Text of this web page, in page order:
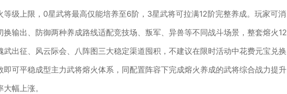
级上限，0星武将最高仅能培养至6阶，3星武将可拉满12阶完整养成。玩家可消
输出、防御两种养成路线适配竞技场、叛军、异兽等不同战斗场景，整套熔火12
出征、风云际会、八阵图三大稳定渠道囤积，不建议在限时活动中花费元宝兑换
可平稳成型主力武将熔火体系，同配置阵容下完成熔火养成的武将综合战力提升
幅上涨。